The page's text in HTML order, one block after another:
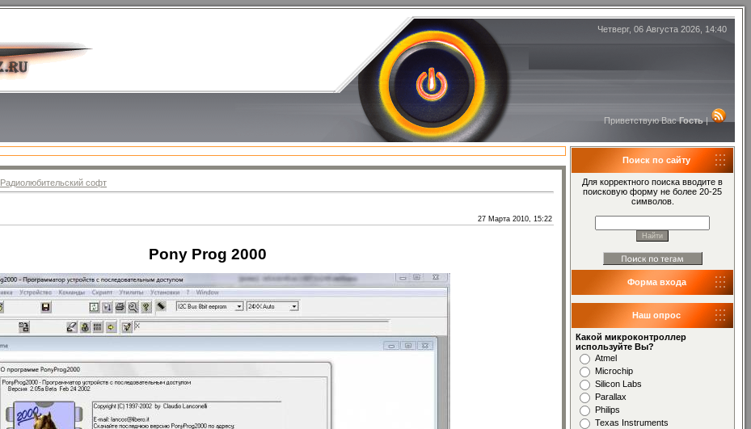
Четверг, 06 Августа 2026, 14:40
Приветствую Вас Гость|
Радиолюбительский софт
27 Марта 2010, 15:22
Pony Prog 2000
Поиск по сайту
Для корректного поиска вводите в
поисковую форму не более 20-25
символов.
Форма входа
Наш опрос
Какой микроконтроллер
используйте Вы?
Atmel
Microchip
Silicon Labs
Parallax
Philips
Texas Instruments